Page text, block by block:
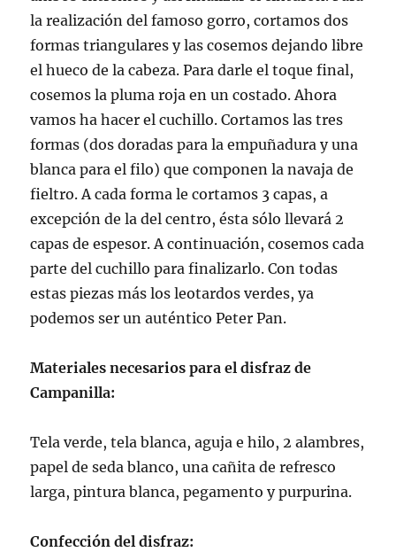
la realización del famoso gorro, cortamos dos
formas triangulares y las cosemos dejando libre
el hueco de la cabeza. Para darle el toque final,
cosemos la pluma roja en un costado. Ahora
vamos ha hacer el cuchillo. Cortamos las tres
formas (dos doradas para la empuñadura y una
blanca para el filo) que componen la navaja de
fieltro. A cada forma le cortamos 3 capas, a
excepción de la del centro, ésta sólo llevará 2
capas de espesor. A continuación, cosemos cada
parte del cuchillo para finalizarlo. Con todas
estas piezas más los leotardos verdes, ya
podemos ser un auténtico Peter Pan.
Materiales necesarios para el disfraz de
Campanilla:
Tela verde, tela blanca, aguja e hilo, 2 alambres,
papel de seda blanco, una cañita de refresco
larga, pintura blanca, pegamento y purpurina.
Confección del disfraz: